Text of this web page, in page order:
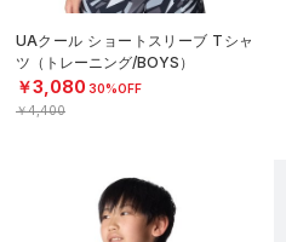
UAクール ショートスリーブ Tシャ
ツ（トレーニング/BOYS）
￥3,080 30%OFF
￥4,400